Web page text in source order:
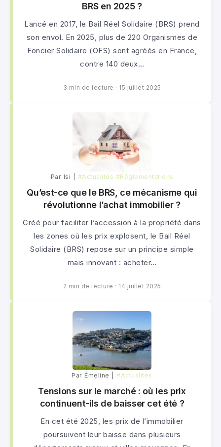
BRS en 2025 ?
Lancé en 2017, le Bail Réel Solidaire (BRS) prend
son envol. En 2025, plus de 220 Organismes de
Foncier Solidaire (OFS) sont agréés en France,
contre 140 deux…
3 min de lecture · 15 juillet 2025
Par lsi | #Actualités #Réglementations
Qu’est-ce que le BRS, ce mécanisme qui
révolutionne l’achat immobilier ?
Créé pour faciliter l’accession à la propriété dans
les zones où les prix explosent, le Bail Réel
Solidaire (BRS) repose sur un principe simple
mais innovant : acheter…
2 min de lecture · 14 juillet 2025
Par Émeline |#Actualités
Tensions sur le marché : où les prix
continuent-ils de baisser cet été ?
En cet été 2025, les prix de l’immobilier
poursuivent leur baisse dans plusieurs